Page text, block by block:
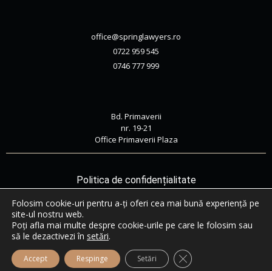
office@springlawyers.ro
0722 959 545
0746 777 999
Bd. Primaverii
nr. 19-21
Office Primaverii Plaza
Politica de confidențialitate
Politica de cookie-uri
Termeni și condiții
© 2022 Spring Lawyers. Powered by
Folosim cookie-uri pentru a-ți oferi cea mai bună experiență pe
site-ul nostru web.
Poți afla mai multe despre cookie-urile pe care le folosim sau
să le dezactivezi în setări.
Accept Respinge Setări Close GDPR Cookie